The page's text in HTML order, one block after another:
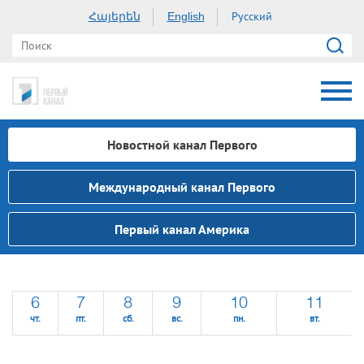
Հայերեն English Русский
Новостной канал Первого
Международный канал Первого
Первый канал Америка
6
чт.
7
пт.
8
сб.
9
вс.
10
пн.
11
вт.